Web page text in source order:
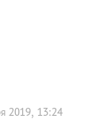
2019, 13:24